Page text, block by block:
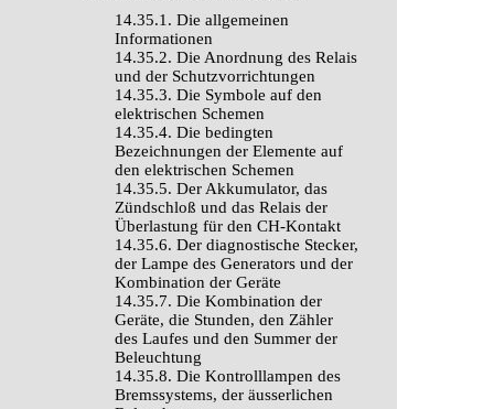
14.35.1. Die allgemeinen
Informationen
14.35.2. Die Anordnung des Relais
und der Schutzvorrichtungen
14.35.3. Die Symbole auf den
elektrischen Schemen
14.35.4. Die bedingten
Bezeichnungen der Elemente auf
den elektrischen Schemen
14.35.5. Der Akkumulator, das
Zündschloß und das Relais der
Überlastung für den CH-Kontakt
14.35.6. Der diagnostische Stecker,
der Lampe des Generators und der
Kombination der Geräte
14.35.7. Die Kombination der
Geräte, die Stunden, den Zähler
des Laufes und den Summer der
Beleuchtung
14.35.8. Die Kontrolllampen des
Bremssystems, der äusserlichen